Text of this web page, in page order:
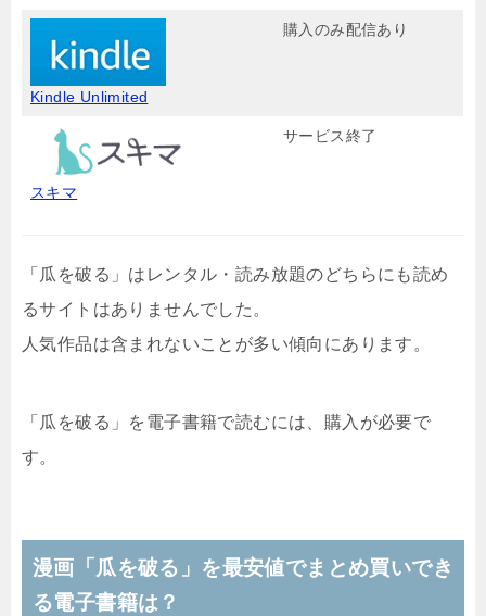
Kindle Unlimited
購入のみ配信あり
スキマ
サービス終了
「瓜を破る」はレンタル・読み放題のどちらにも読め
るサイトはありませんでした。
人気作品は含まれないことが多い傾向にあります。
「瓜を破る」を電子書籍で読むには、購入が必要で
す。
漫画「瓜を破る」を最安値でまとめ買いでき
る電子書籍は？